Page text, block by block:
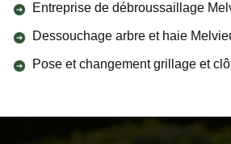
Entreprise de débroussaillage
Dessouchage arbre et haie
Pose et changement grillage et